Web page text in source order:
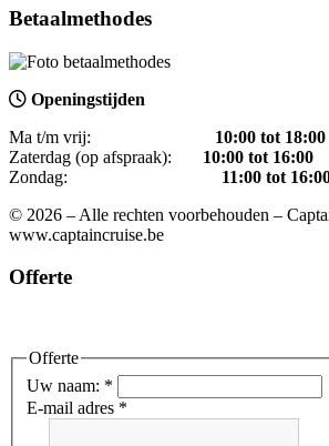
Betaalmethodes
Openingstijden
Ma t/m vrij: 10:00 tot 18:00
Zaterdag (op afspraak): 10:00 tot 16:00
Zondag: 11:00 tot
© 2026 – Alle rechten voorbehouden –
www.captaincruise.be
Offerte
Offerte
Uw naam: *
E-mail adres *